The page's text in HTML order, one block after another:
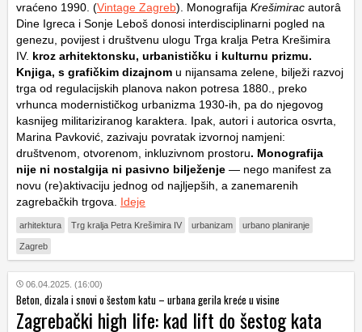
vraćeno 1990. (Vintage Zagreb). Monografija Krešimirac autorâ
Dine Igreca i Sonje Leboš donosi interdisciplinarni pogled na
genezu, povijest i društvenu ulogu Trga kralja Petra Krešimira
IV. kroz arhitektonsku, urbanističku i kulturnu prizmu.
Knjiga, s grafičkim dizajnom u nijansama zelene, bilježi razvoj
trga od regulacijskih planova nakon potresa 1880., preko
vrhunca modernističkog urbanizma 1930-ih, pa do njegovog
kasnijeg militariziranog karaktera. Ipak, autori i autorica osvrta,
Marina Pavković, zazivaju povratak izvornoj namjeni:
društvenom, otvorenom, inkluzivnom prostoru. Monografija
nije ni nostalgija ni pasivno bilježenje — nego manifest za
novu (re)aktivaciju jednog od najljepših, a zanemarenih
zagrebačkih trgova. Ideje
arhitektura Trg kralja Petra Krešimira IV urbanizam urbano planiranje
Zagreb
06.04.2025. (16:00)
Beton, dizala i snovi o šestom katu – urbana gerila kreće u visine
Zagrebački high life: kad lift do šestog kata